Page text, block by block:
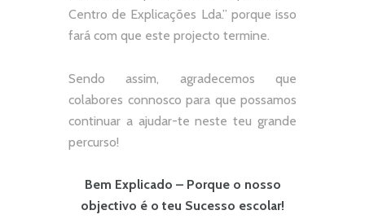
Centro de Explicações Lda.” porque isso
fará com que este projecto termine.
Sendo assim, agradecemos que
colabores connosco para que possamos
continuar a ajudar-te neste teu grande
percurso!
Bem Explicado – Porque o nosso
objectivo é o teu Sucesso escolar!